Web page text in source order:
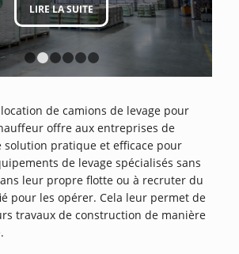
LIRE LA SUITE
de camions de levage pour
offre aux entreprises de
solution pratique et efficace pour
de levage spécialisés sans
leur propre flotte ou à recruter du
pour les opérer. Cela leur permet de
travaux de construction de manière